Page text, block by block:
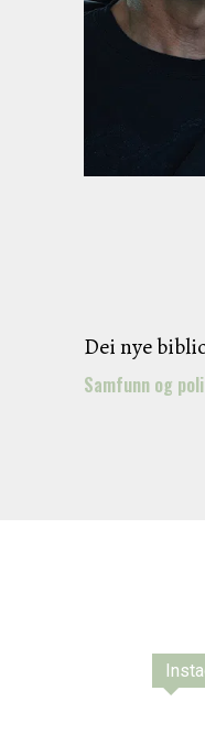
Dei nye
Samfunn og